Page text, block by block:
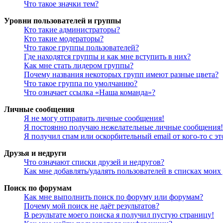
Что такое значки тем?
Уровни пользователей и группы
Кто такие администраторы?
Кто такие модераторы?
Что такое группы пользователей?
Где находятся группы и как мне вступить в них?
Как мне стать лидером группы?
Почему названия некоторых групп имеют разные цвета?
Что такое группа по умолчанию?
Что означает ссылка «Наша команда»?
Личные сообщения
Я не могу отправить личные сообщения!
Я постоянно получаю нежелательные личные сообщения!
Я получил спам или оскорбительный email от кого-то с
Друзья и недруги
Что означают списки друзей и недругов?
Как мне добавлять/удалять пользователей в списках
Поиск по форумам
Как мне выполнить поиск по форуму или форумам?
Почему мой поиск не даёт результатов?
В результате моего поиска я получил пустую страницу!